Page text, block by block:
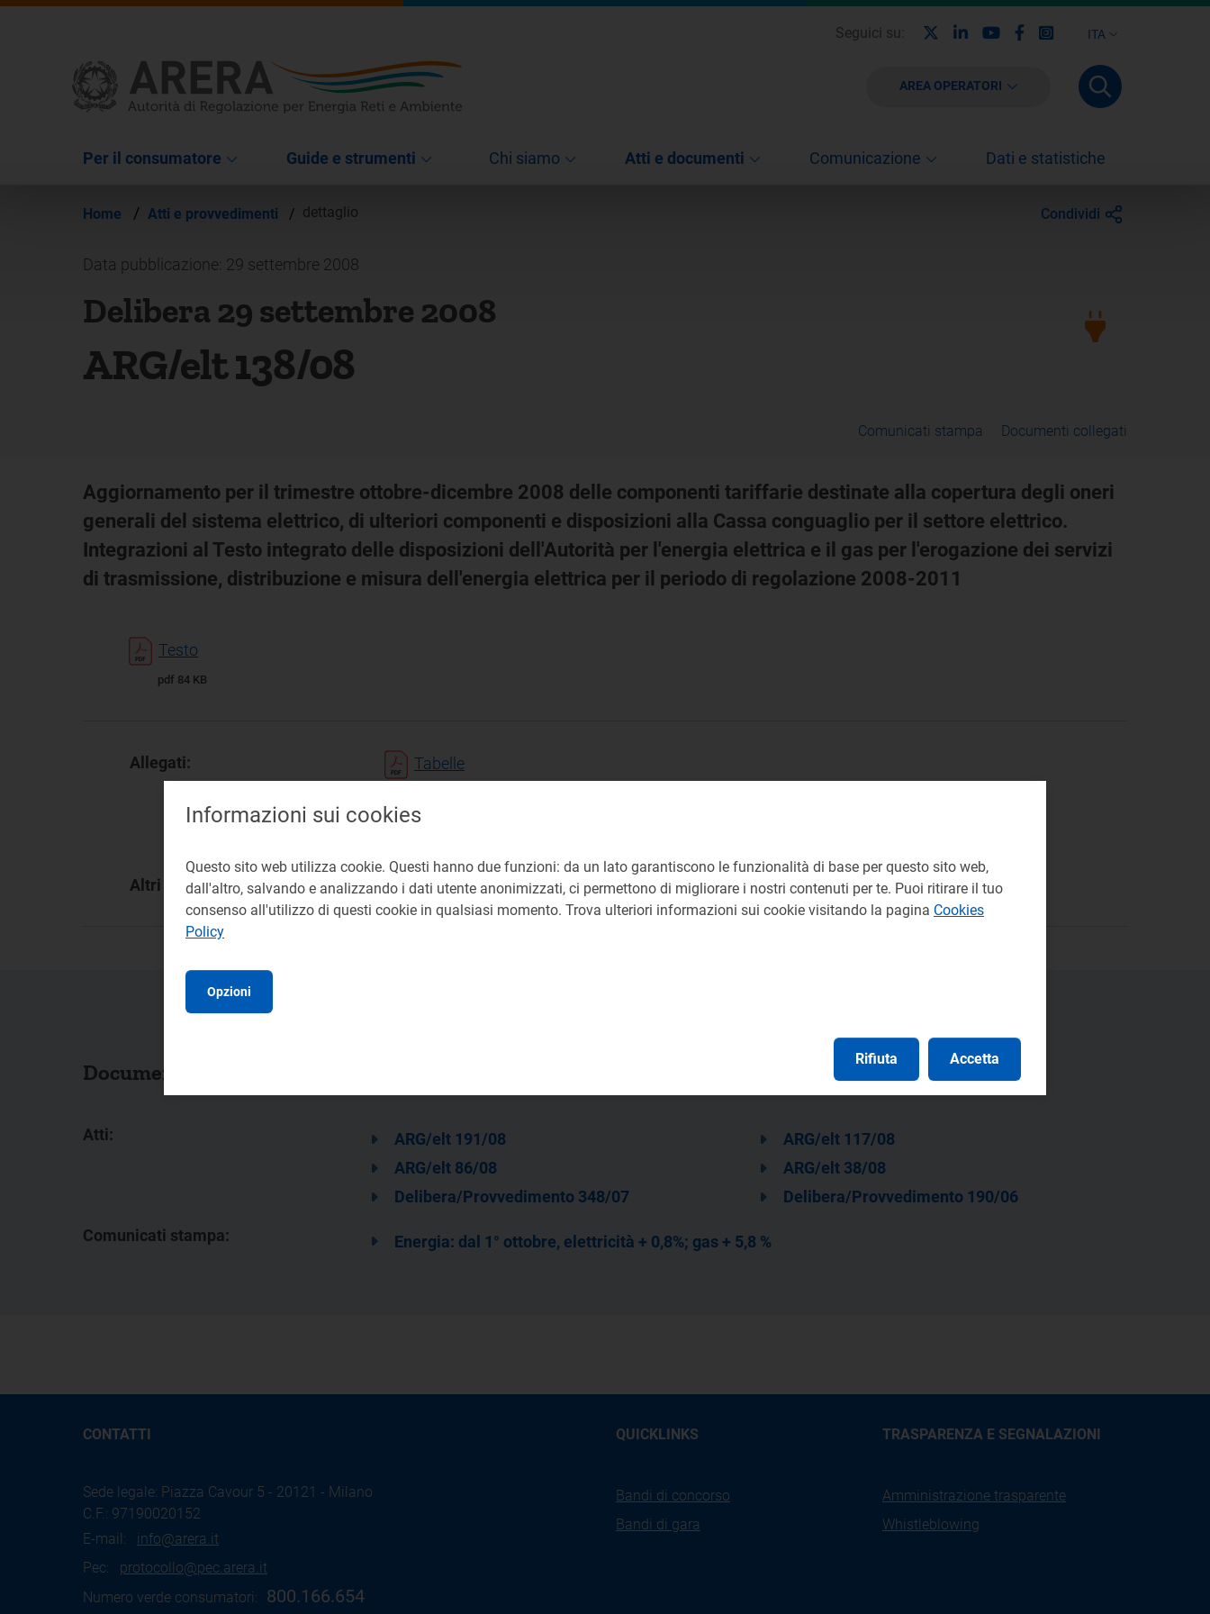
ITA
Seguici su: LinkedinYoutubeFacebook
Instagram
AREA OPERATORI
Per il consumatore Guide e strumenti Chi siamo Atti e documenti Comunicazione Dati e statistiche
Home / Atti e provvedimenti / dettaglio Condividi
Data pubblicazione: 29 settembre 2008
Delibera 29 settembre 2008
ARG/elt 138/08
Comunicati stampa Documenti collegati
Aggiornamento per il trimestre ottobre-dicembre 2008 delle componenti tariffarie destinate alla copertura degli oneri
generali del sistema elettrico, di ulteriori componenti e disposizioni alla Cassa conguaglio per il settore elettrico.
Integrazioni al Testo integrato delle disposizioni dell'Autorità per l'energia elettrica e il gas per l'erogazione dei servizi
di trasmissione, distribuzione e misura dell'energia elettrica per il periodo di regolazione 2008-2011
Testo
pdf 84 KB
Allegati: Tabelle
Altri documenti:
Relazione tecnica
Documenti collegati
Atti: ARG/elt 191/08
ARG/elt 117/08
ARG/elt 86/08
ARG/elt 38/08
Delibera/Provvedimento 348/07
Delibera/Provvedimento 190/06
Comunicati stampa: Energia: dal 1° ottobre, elettricità + 0,8%; gas + 5,8 %
CONTATTI
Sede legale: Piazza Cavour 5 - 20121 - Milano
C.F.: 97190020152
E-mail: info@arera.it
Pec: protocollo@pec.arera.it
Numero verde consumatori:
800.166.654
QUICKLINKS
Bandi di concorso
Bandi di gara
TRASPARENZA E SEGNALAZIONI
Amministrazione trasparente
Whistleblowing
Informazioni sui cookies
Questo sito web utilizza cookie. Questi hanno due funzioni: da un lato garantiscono le funzionalità di base per questo sito web,
dall'altro, salvando e analizzando i dati utente anonimizzati, ci permettono di migliorare i nostri contenuti per te. Puoi ritirare il tuo
consenso all'utilizzo di questi cookie in qualsiasi momento. Trova ulteriori informazioni sui cookie visitando la pagina Cookies
Policy
Opzioni
Rifiuta Accetta